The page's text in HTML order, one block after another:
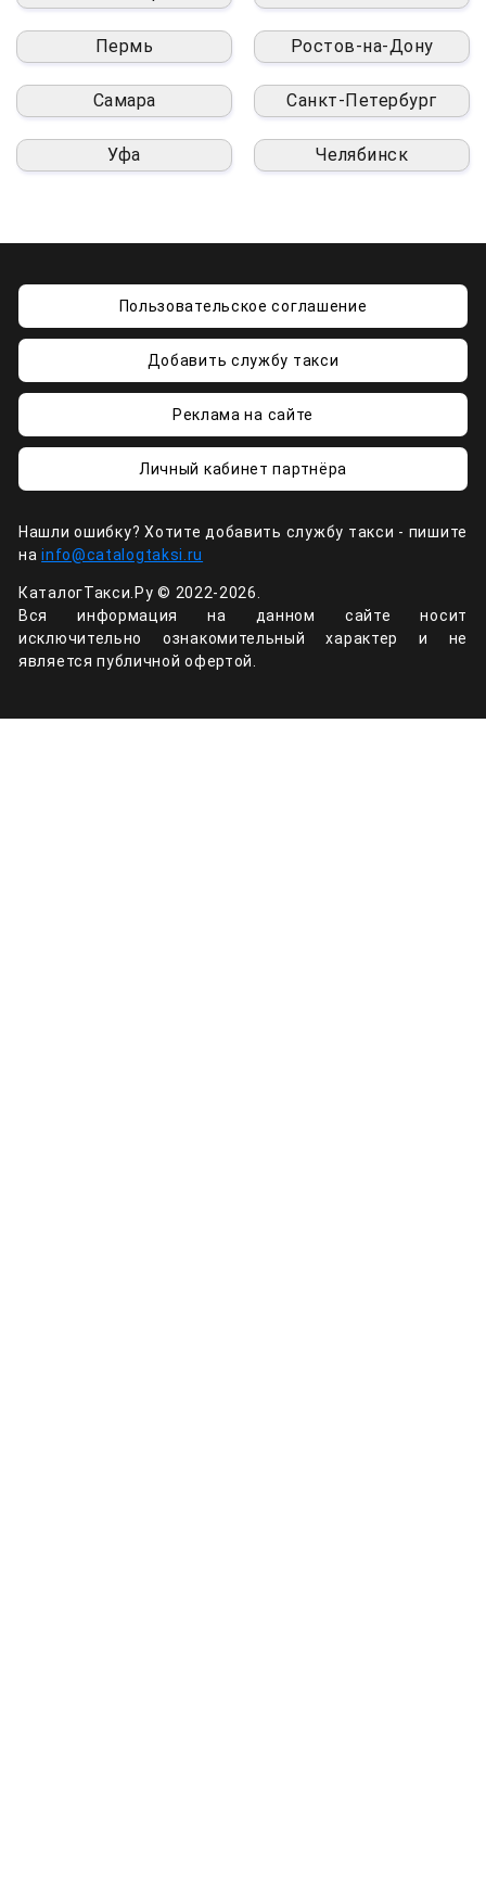
Пермь Ростов-на-Дону
Самара Санкт-Петербург
Уфа Челябинск
Пользовательское соглашение
Добавить службу такси
Реклама на сайте
Личный кабинет партнёра
Нашли ошибку? Хотите добавить службу такси - пишите
наinfo@catalogtaksi.ru
КаталогТакси.Ру © 2022-2026.
Вся информация на данном сайте носит
исключительно ознакомительный характер и не
является публичной офертой.